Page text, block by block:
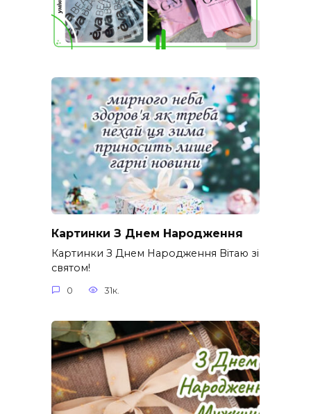
Картинки З Днем Народження
Картинки З Днем Народження Вітаю зі
святом!
0 31к.